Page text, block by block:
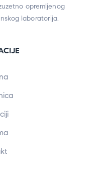
opremljenog
laboratorija.